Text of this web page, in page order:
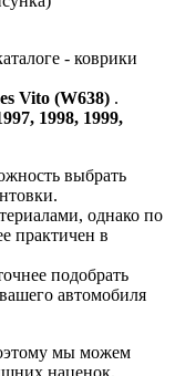
- коврики
Vito (W638) .
1998, 1999,
выбрать
однако по
практичен в
подобрать
автомобиля
мы можем